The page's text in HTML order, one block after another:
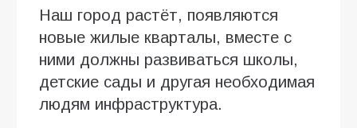
Наш город растёт, появляются
новые жилые кварталы, вместе с
ними должны развиваться школы,
детские сады и другая необходимая
людям инфраструктура.